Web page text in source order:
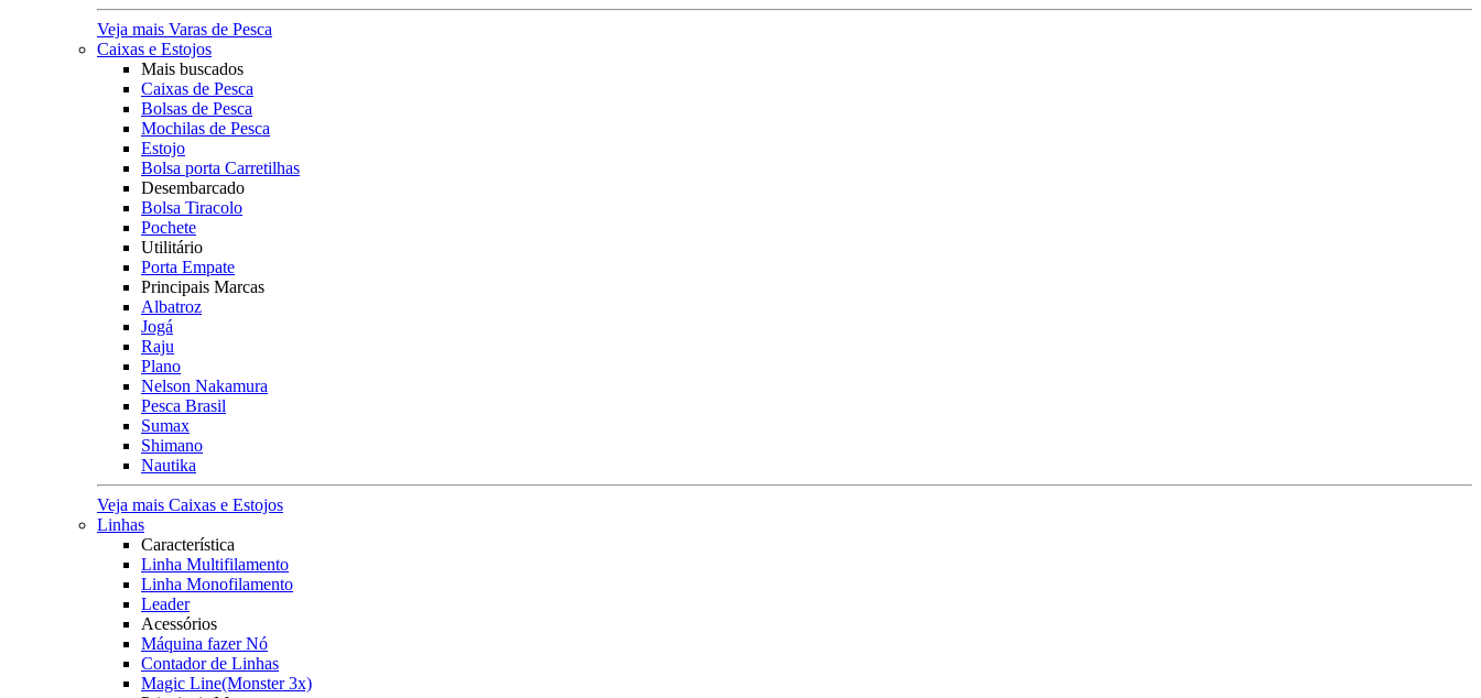
Veja mais Varas de Pesca
Caixas e Estojos
Mais buscados
Caixas de Pesca
Bolsas de Pesca
Mochilas de Pesca
Estojo
Bolsa porta Carretilhas
Desembarcado
Bolsa Tiracolo
Pochete
Utilitário
Porta Empate
Principais Marcas
Albatroz
Jogá
Raju
Plano
Nelson Nakamura
Pesca Brasil
Sumax
Shimano
Nautika
Veja mais Caixas e Estojos
Linhas
Característica
Linha Multifilamento
Linha Monofilamento
Leader
Acessórios
Máquina fazer Nó
Contador de Linhas
Magic Line(Monster 3x)